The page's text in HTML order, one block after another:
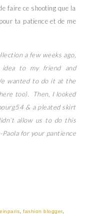
faire ce shooting que la
ta patience et de me
a few weeks ago,
idea to my friend and
wanted to do it at the
too). Then, I looked
& a pleated skirt
allow us to do this
for your pantience
, fashion blogger,